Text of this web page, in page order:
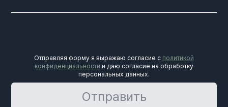
Отправляя форму я выражаю согласие с политикой
конфиденциальности и даю согласие на обработку
персональных данных.
Отправить